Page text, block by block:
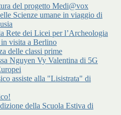
del progetto Medi@vox
Scienze umane in viaggio di
Rete dei Licei per l’Archeologia
visita a Berlino
delle classi prime
Nguyen Vy Valentina di 5G
assiste alla "Lisistrata" di
della Scuola Estiva di